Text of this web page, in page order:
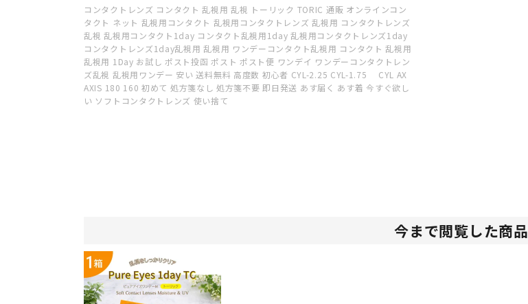
コンタクトレンズ コンタクト 乱視用 乱視 トーリック TORIC 通販 オンラインコン
タクト ネット 乱視用コンタクト 乱視用コンタクトレンズ 乱視用 コンタクトレンズ
乱視 乱視用コンタクト1day コンタクト乱視用1day 乱視用コンタクトレンズ1day
コンタクトレンズ1day乱視用 乱視用 ワンデーコンタクト乱視用 コンタクト 乱視用
乱視用 1Day お試し ポスト投函 ポスト ポスト便 ワンデイ ワンデーコンタクトレン
ズ乱視 乱視用ワンデー 安い 送料無料 高度数 初心者 CYL-2.25 CYL-1.75 CYL AX
AXIS 180 160 初めて 処方箋なし 処方箋不要 即日発送 あす届く あす着 今すぐ欲し
い ソフトコンタクトレンズ 使い捨て
今まで閲覧した商品